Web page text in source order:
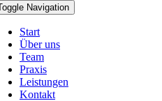
Navigation
Start
Über uns
Team
Praxis
Leistungen
Kontakt